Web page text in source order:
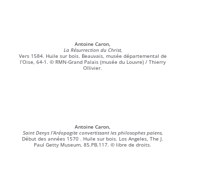
Antoine Caron,
La Résurrection du Christ,
Vers 1584. Huile sur bois. Beauvais, musée départemental de
l’Oise, 64-1. © RMN-Grand Palais (musée du Louvre) / Thierry
Ollivier.
Antoine Caron,
Saint Denys l’Aréopagite convertissant les philosophes païens,
Début des années 1570 . Huile sur bois. Los Angeles, The J.
Paul Getty Museum, 85.PB.117. © libre de droits.